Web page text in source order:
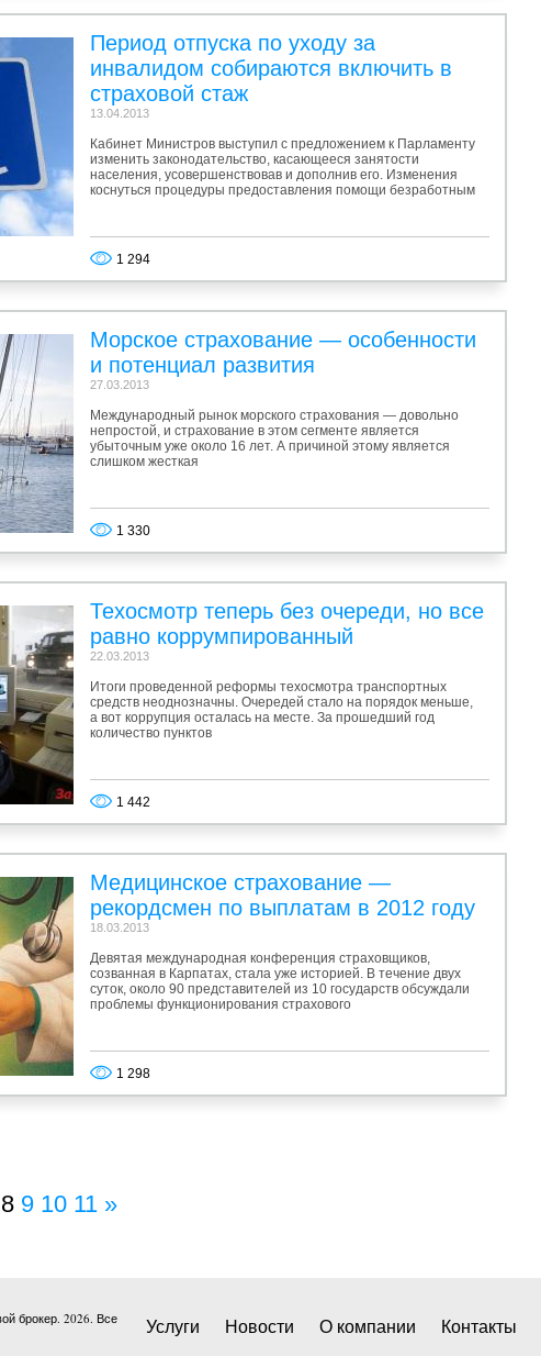
Период отпуска по уходу за
инвалидом собираются включить в
страховой стаж
13.04.2013
Кабинет Министров выступил с предложением к Парламенту
изменить законодательство, касающееся занятости
населения, усовершенствовав и дополнив его. Изменения
коснуться процедуры предоставления помощи безработным
1 294
Морское страхование — особенности
и потенциал развития
27.03.2013
Международный рынок морского страхования — довольно
непростой, и страхование в этом сегменте является
убыточным уже около 16 лет. А причиной этому является
слишком жесткая
1 330
Техосмотр теперь без очереди, но все
равно коррумпированный
22.03.2013
Итоги проведенной реформы техосмотра транспортных
средств неоднозначны. Очередей стало на порядок меньше,
а вот коррупция осталась на месте. За прошедший год
количество пунктов
1 442
Медицинское страхование —
рекордсмен по выплатам в 2012 году
18.03.2013
Девятая международная конференция страховщиков,
созванная в Карпатах, стала уже историей. В течение двух
суток, около 90 представителей из 10 государств обсуждали
проблемы функционирования страхового
1 298
8 9 10 11 »
брокер. 2026. Все
Услуги Новости О компании Контакты